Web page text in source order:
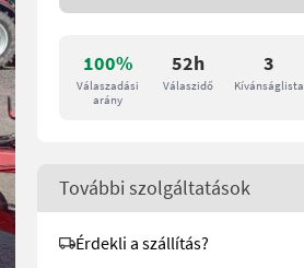
100%
Válaszadási
arány
52h
Válaszidő
3
Kívánságlista
További szolgáltatások
Érdekli a szállítás?